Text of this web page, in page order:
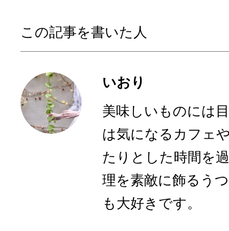
この記事を書いた人
いおり
美味しいものには
は気になるカフェ
たりとした時間を
理を素敵に飾るう
も大好きです。